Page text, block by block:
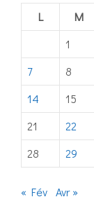
L
M
1
7
8
14
15
21
22
28
29
« Fév Avr »